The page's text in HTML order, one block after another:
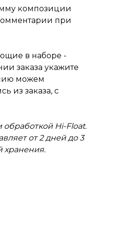
композиции
при
в наборе -
заказа укажите
можем
из заказа, с
Hi-Float.
от 2 дней до 3
хранения.